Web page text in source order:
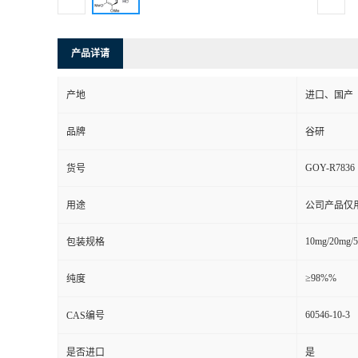
产品详请
产地 进口、国产
品牌 谷研
货号 GOY-R7836
用途 公司产品仅
包装规格 10mg/20mg/
纯度 ≥98%%
CAS编号 60546-10-3
是否进口 是